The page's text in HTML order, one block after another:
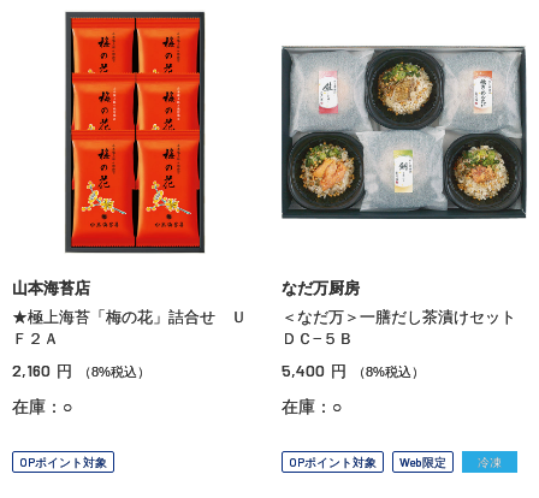
山本海苔店
★極上海苔「梅の花」詰合せ Ｕ
Ｆ２Ａ
2,160 円 （8%税込）
在庫：○
OPポイント対象
なだ万厨房
＜なだ万＞一膳だし茶漬けセット
ＤＣ−５Ｂ
5,400 円 （8%税込）
在庫：○
OPポイント対象 Web限定 冷凍